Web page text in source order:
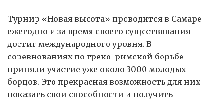
Турнир «Новая высота» проводится в Самаре
ежегодно и за время своего существования
достиг международного уровня. В
соревнованиях по греко-римской борьбе
приняли участие уже около 3000 молодых
борцов. Это прекрасная возможность для них
показать свои способности и получить